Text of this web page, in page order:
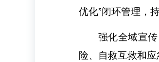
优化”闭环管理，
强化全域宣
险、自救互救和